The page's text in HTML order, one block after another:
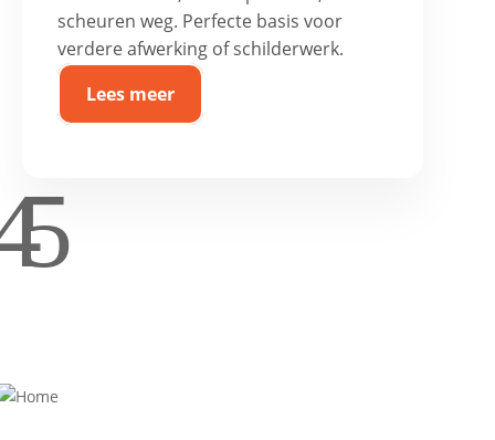
scheuren weg. Perfecte basis voor
verdere afwerking of schilderwerk.
Lees meer
5